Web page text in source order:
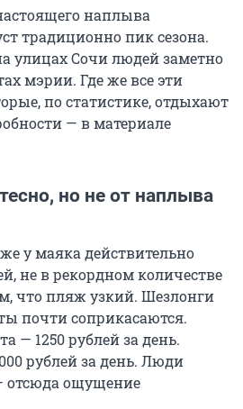
наплыва
традиционно пик сезона.
улицах Сочи людей заметно
мэрии. Где же все эти
по статистике, отдыхают
— в материале
но не от наплыва
у маяка действительно
не в рекордном количестве
что пляж узкий. Шезлонги
почти соприкасаются.
— 1250 рублей за день.
рублей за день. Люди
отсюда ощущение